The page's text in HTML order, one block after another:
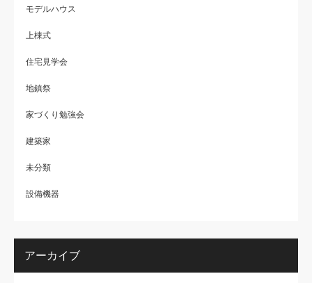
モデルハウス
上棟式
住宅見学会
地鎮祭
家づくり勉強会
建築家
未分類
設備機器
アーカイブ